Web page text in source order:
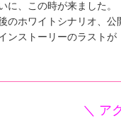
に、この時が来ました。
のホワイトシナリオ、公
ンストーリーのラストが
＼ ア